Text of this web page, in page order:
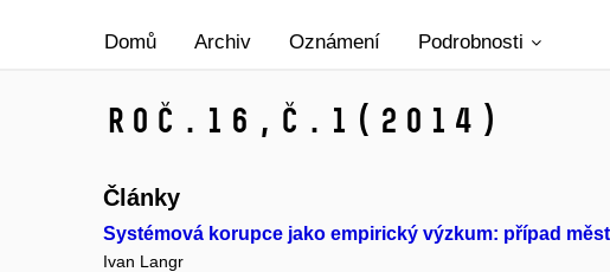
Domů Archiv Oznámení Podrobnosti
Roč.16, č.1 (2014)
Články
Systémová korupce jako empirický výzkum: případ
Ivan Langr